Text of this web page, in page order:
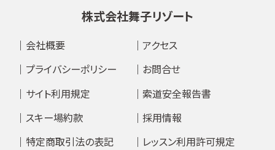
株式会社舞子リゾート
会社概要
プライバシーポリシー
サイト利用規定
スキー場約款
特定商取引法の表記
レッスン利用許可規定
アクセス
お問合せ
索道安全報告書
採用情報